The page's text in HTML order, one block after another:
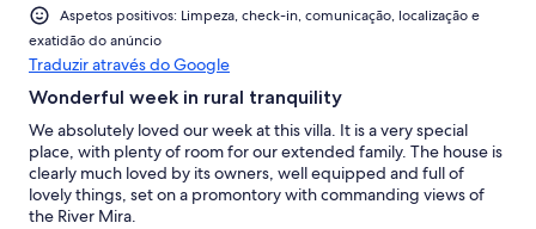
Aspetos positivos: Limpeza, check-in, comunicação, localização e
exatidão do anúncio
Traduzir através do Google
Wonderful week in rural tranquility
We absolutely loved our week at this villa. It is a very special
place, with plenty of room for our extended family. The house is
clearly much loved by its owners, well equipped and full of
lovely things, set on a promontory with commanding views of
the River Mira.